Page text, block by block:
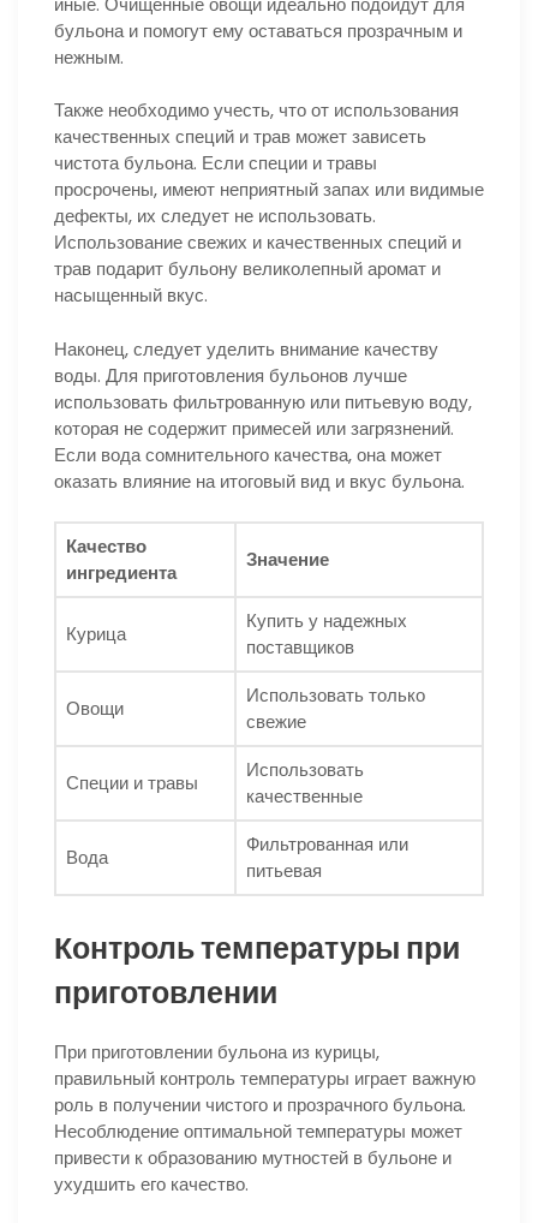
бульона и помогут ему оставаться прозрачным и
нежным.
Также необходимо учесть, что от использования
качественных специй и трав может зависеть
чистота бульона. Если специи и травы
просрочены, имеют неприятный запах или видимые
дефекты, их следует не использовать.
Использование свежих и качественных специй и
трав подарит бульону великолепный аромат и
насыщенный вкус.
Наконец, следует уделить внимание качеству
воды. Для приготовления бульонов лучше
использовать фильтрованную или питьевую воду,
которая не содержит примесей или загрязнений.
Если вода сомнительного качества, она может
оказать влияние на итоговый вид и вкус бульона.
Качество
ингредиента
Значение
Курица
Купить у надежных
поставщиков
Овощи
Использовать только
свежие
Специи и травы
Использовать
качественные
Вода
Фильтрованная или
питьевая
Контроль температуры при
приготовлении
При приготовлении бульона из курицы,
правильный контроль температуры играет важную
роль в получении чистого и прозрачного бульона.
Несоблюдение оптимальной температуры может
привести к образованию мутностей в бульоне и
ухудшить его качество.